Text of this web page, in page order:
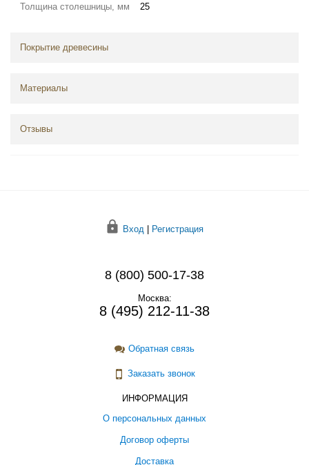
Толщина столешницы, мм 25
Покрытие древесины
Материалы
Отзывы
Вход | Регистрация
8 (800) 500-17-38
Москва:
8 (495) 212-11-38
Обратная связь
Заказать звонок
ИНФОРМАЦИЯ
О персональных данных
Договор оферты
Доставка